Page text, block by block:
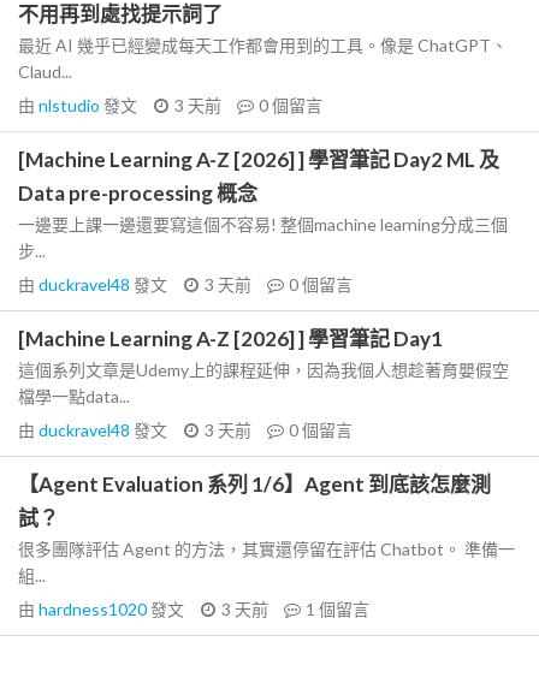
不用再到處找提示詞了
最近 AI 幾乎已經變成每天工作都會用到的工具。像是 ChatGPT、
Claud...
由 nlstudio 發文 3 天前 0個留言
[Machine Learning A-Z [2026] ] 學習筆記 Day2 ML 及
Data pre-processing 概念
一邊要上課一邊還要寫這個不容易! 整個machine learning分成三個
步...
由 duckravel48 發文 3 天前 0個留言
[Machine Learning A-Z [2026] ] 學習筆記 Day1
這個系列文章是Udemy上的課程延伸，因為我個人想趁著育嬰假空
檔學一點data...
由 duckravel48 發文 3 天前 0個留言
【Agent Evaluation 系列 1/6】Agent 到底該怎麼測
試？
很多團隊評估 Agent 的方法，其實還停留在評估 Chatbot。 準備一
組...
由 hardness1020發文 3 天前 1 個留言